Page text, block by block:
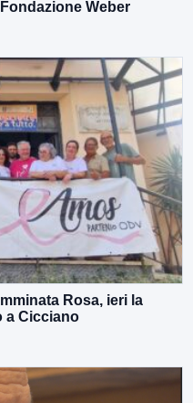
Weber
Rosa, ieri la
a Cicciano